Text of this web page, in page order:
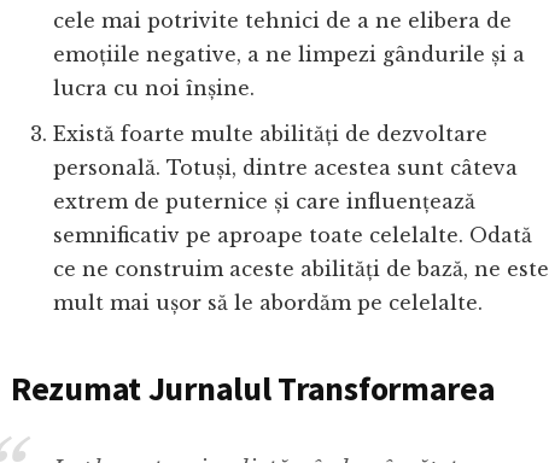
cele mai potrivite tehnici de a ne elibera de
emoțiile negative, a ne limpezi gândurile și a
lucra cu noi înșine.
Există foarte multe abilități de dezvoltare
personală. Totuși, dintre acestea sunt câteva
extrem de puternice și care influențează
semnificativ pe aproape toate celelalte. Odată
ce ne construim aceste abilități de bază, ne este
mult mai ușor să le abordăm pe celelalte.
Rezumat Jurnalul Transformarea